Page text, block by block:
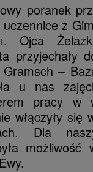
poranek
z
Ojca
przyjechały
–
u nas
pracy w
włączyły się
Dla
możliwość